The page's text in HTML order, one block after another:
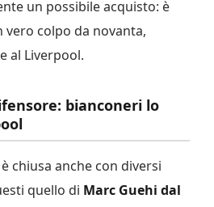
un possibile acquisto: è
vero colpo da novanta,
al Liverpool.
bianconeri lo
chiusa anche con diversi
quello di Marc Guehi dal